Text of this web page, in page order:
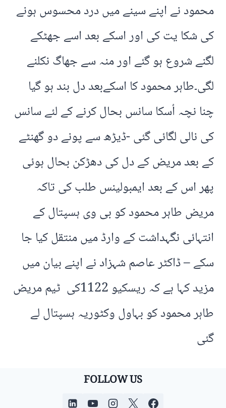
محمود نے اپنے سینے میں درد محسوس ہونے
کی شکا یت کی اور اسکے بعد اسے جھٹکے
لگنے شروع ہو گئے اور منہ سے جھاگ نکلنے
لگی۔طاہر محمود کا اسکےبعد دل بند ہو گیا
چنا نچہ اُسکا سانس بحال کرنے کے لئے سانس
کی نالی لگائی گئی -ڈیڑھ سے پونے دو گھنٹے
کے بعد مریض کے دل کی دھڑکن بحال ہوئی
پھر اس کے بعد ایمبولینس طلب کی تاکہ
مریض طاہر محمود کو بی وی ہسپتال کے
انتہائی نگہداشت کے وارڈ میں منتقل کیا جا
سکے – ڈاکٹر عاصم شہزاد نے اپنے بیان میں
مزید کہا ہے کہ ریسکیو 1122کی ٹیم مریض
طاہر محمود کو بہاول وکٹوریہ ہسپتال لے
گئی
FOLLOW US